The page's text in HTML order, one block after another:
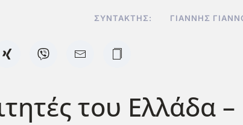
ΣΥΝΤΆΚΤΗΣ: ΓΙΆΝΝΗΣ
του Ελλάδα